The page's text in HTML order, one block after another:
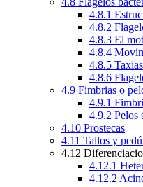
4.8.1
4.8.2
4.8.3 El
4.8.4
4.8.5 Taxias
4.8.6
4.9 Fimbrias o
4.9.1
4.9.2 Pelos
4.10 Prostecas
4.11 Tallos y
4.12
4.12.1
4.12.2